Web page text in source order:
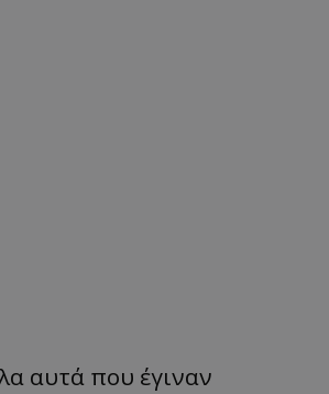
αυτά που έγιναν